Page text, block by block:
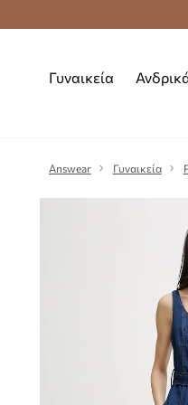
Γυναικεία
Answear Γυναικεία